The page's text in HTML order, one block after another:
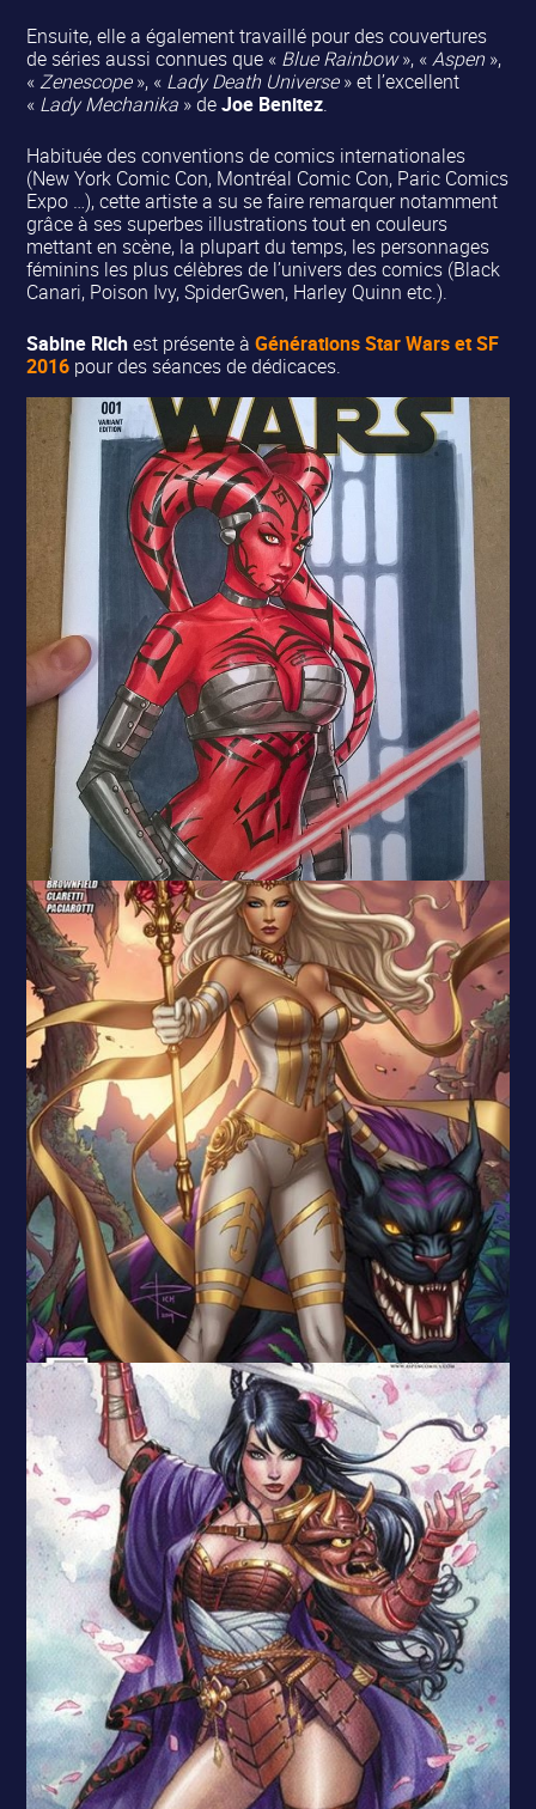
Ensuite, elle a également travaillé pour des couvertures
de séries aussi connues que « Blue Rainbow», «Aspen »,
«Zenescope», « Lady Death Universe» et l’excellent
« Lady Mechanika » deJoe Benitez.
Habituée des conventions de comics internationales
(New York Comic Con, Montréal Comic Con, Paric Comics
Expo …), cette artiste a su se faire remarquer notamment
grâce à ses superbes illustrations tout en couleurs
mettant en scène, la plupart du temps, les personnages
féminins les plus célèbres de l’univers des comics (Black
Canari, Poison Ivy, SpiderGwen, Harley Quinn etc.).
Sabine Richest présente àGénérations Star Wars et SF
2016 pour des séances de dédicaces.